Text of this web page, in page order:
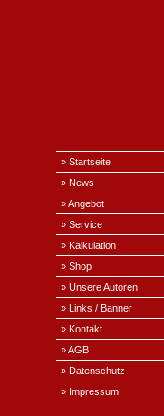
» Startseite
» News
» Angebot
» Service
» Kalkulation
» Shop
» Unsere Autoren
» Links / Banner
» Kontakt
» AGB
» Datenschutz
» Impressum